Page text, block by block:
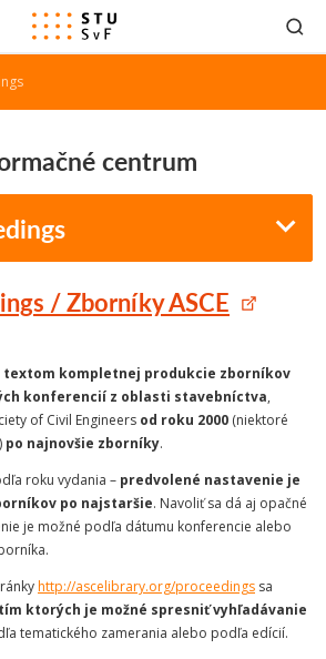
centrum
/ Zborníky ASCE
textom kompletnej produkcie zborníkov
konferencií z oblasti stavebníctva,
of Civil Engineers od roku 2000 (niektoré
po najnovšie zborníky.
roku vydania – predvolené nastavenie je
po najstaršie. Navoliť sa dá aj opačné
je možné podľa dátumu konferencie alebo
http://ascelibrary.org/proceedings sa
ktorých je možné spresniť vyhľadávanie
tematického zamerania alebo podľa edícií.